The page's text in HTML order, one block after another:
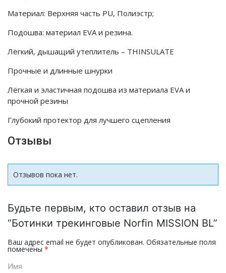
Материал: Верхняя часть PU, Полиэстр;
Подошва: материал EVA и резина.
Лёгкий, дышащий утеплитель – THINSULATE
Прочные и длинные шнурки
Лёгкая и эластичная подошва из материала EVA и
прочной резины
Глубокий протектор для лучшего сцепления
Отзывы
Отзывов пока нет.
Будьте первым, кто оставил отзыв на
“Ботинки трекинговые Norfin MISSION BL”
Ваш адрес email не будет опубликован. Обязательные поля
помечены *
Имя